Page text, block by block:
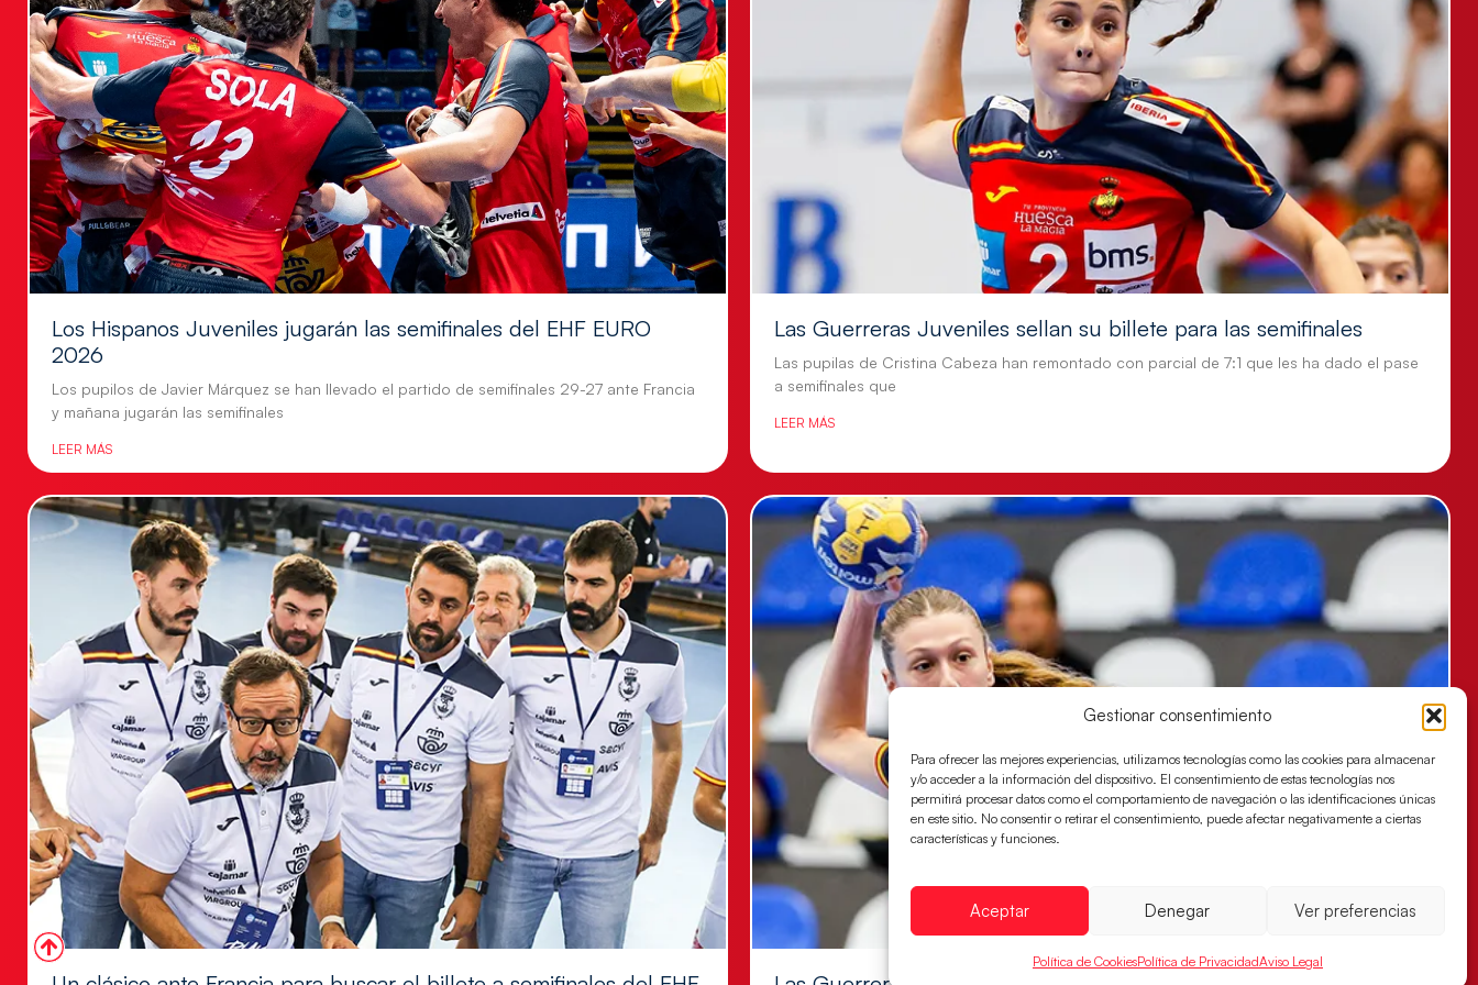
Gestionar consentimiento
Para ofrecer las mejores experiencias, utilizamos tecnologías como las cookies para almacenar
y/o acceder a la información del dispositivo. El consentimiento de estas tecnologías nos
permitirá procesar datos como el comportamiento de navegación o las identificaciones únicas
en este sitio. No consentir o retirar el consentimiento, puede afectar negativamente a ciertas
características y funciones.
Aceptar Denegar Ver preferencias
Política de CookiesPolítica de PrivacidadAviso Legal
Los Hispanos Juveniles jugarán las semifinales del EHF EURO
2026
Los pupilos de Javier Márquez se han llevado el partido de semifinales 29-27 ante Francia
y mañana jugarán las semifinales
LEER MÁS
Las Guerreras Juveniles sellan su billete para las semifinales
Las pupilas de Cristina Cabeza han remontado con parcial de 7:1 que les ha dado el pase
a semifinales que
LEER MÁS